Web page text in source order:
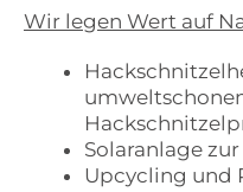
Wir legen Wert auf
Solaranlage
Upcycling und